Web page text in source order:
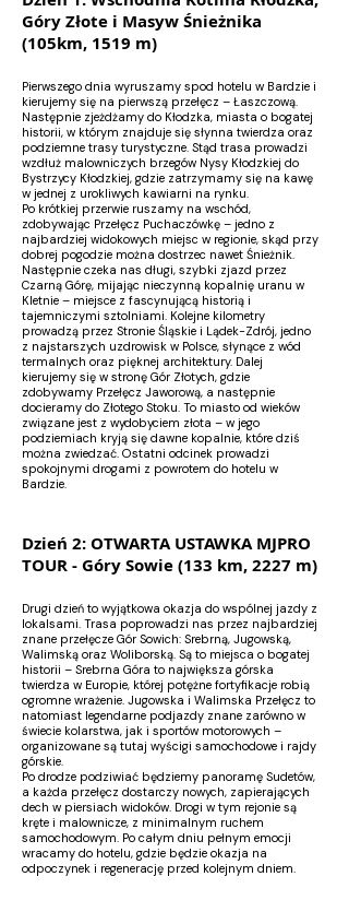
Góry Złote i Masyw Śnieżnika
(105km, 1519 m)
Pierwszego dnia wyruszamy spod hotelu w Bardzie i
kierujemy się na pierwszą przełęcz – Łaszczową.
Następnie zjeżdżamy do Kłodzka, miasta o bogatej
historii, w którym znajduje się słynna twierdza oraz
podziemne trasy turystyczne. Stąd trasa prowadzi
wzdłuż malowniczych brzegów Nysy Kłodzkiej do
Bystrzycy Kłodzkiej, gdzie zatrzymamy się na kawę
w jednej z urokliwych kawiarni na rynku.
Po krótkiej przerwie ruszamy na wschód,
zdobywając Przełęcz Puchaczówkę – jedno z
najbardziej widokowych miejsc w regionie, skąd przy
dobrej pogodzie można dostrzec nawet Śnieżnik.
Następnie czeka nas długi, szybki zjazd przez
Czarną Górę, mijając nieczynną kopalnię uranu w
Kletnie – miejsce z fascynującą historią i
tajemniczymi sztolniami. Kolejne kilometry
prowadzą przez Stronie Śląskie i Lądek-Zdrój, jedno
z najstarszych uzdrowisk w Polsce, słynące z wód
termalnych oraz pięknej architektury. Dalej
kierujemy się w stronę Gór Złotych, gdzie
zdobywamy Przełęcz Jaworową, a następnie
docieramy do Złotego Stoku. To miasto od wieków
związane jest z wydobyciem złota – w jego
podziemiach kryją się dawne kopalnie, które dziś
można zwiedzać. Ostatni odcinek prowadzi
spokojnymi drogami z powrotem do hotelu w
Bardzie.
Dzień 2: OTWARTA USTAWKA MJPRO
TOUR - Góry Sowie (133 km, 2227 m)
Drugi dzień to wyjątkowa okazja do wspólnej jazdy z
lokalsami. Trasa poprowadzi nas przez najbardziej
znane przełęcze Gór Sowich: Srebrną, Jugowską,
Walimską oraz Woliborską. Są to miejsca o bogatej
historii – Srebrna Góra to największa górska
twierdza w Europie, której potężne fortyfikacje robią
ogromne wrażenie. Jugowska i Walimska Przełęcz to
natomiast legendarne podjazdy znane zarówno w
świecie kolarstwa, jak i sportów motorowych –
organizowane są tutaj wyścigi samochodowe i rajdy
górskie.
Po drodze podziwiać będziemy panoramę Sudetów,
a każda przełęcz dostarczy nowych, zapierających
dech w piersiach widoków. Drogi w tym rejonie są
kręte i malownicze, z minimalnym ruchem
samochodowym. Po całym dniu pełnym emocji
wracamy do hotelu, gdzie będzie okazja na
odpoczynek i regenerację przed kolejnym dniem.